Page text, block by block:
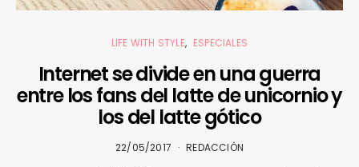
LIFE WITH STYLE ESPECIALES
Internet se divide en una guerra
entre los fans del latte de unicornio y
los del latte gótico
22/05/2017 REDACCIÓN